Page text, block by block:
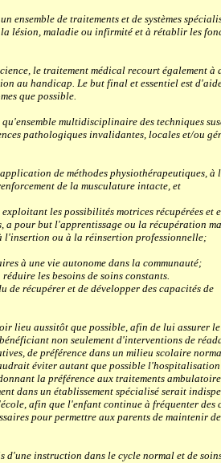
de traitements et de systèmes
lésion, maladie ou infirmité et à rétablir les
le traitement médical recourt également à
au handicap. Le but final et essentiel est
que possible.
multidisciplinaire des techniques
pathologiques invalidantes, locales et/ou
de méthodes physiothérapeutiques, à
de la musculature intacte, et
les possibilités motrices récupérées et
a pour but l'apprentissage ou la récupération
l'insertion ou à la réinsertion professionnelle;
à une vie autonome dans la communauté;
les besoins de soins constants.
récupérer et de développer des capacités de
aussitôt que possible, afin de lui assurer
non seulement d'interventions de
de préférence dans un milieu scolaire
éviter autant que possible l'hospitalisation
la préférence aux traitements
dans un établissement spécialisé serait
afin que l'enfant continue à fréquenter des
pour permettre aux parents de maintenir
instruction dans le cycle normal et de